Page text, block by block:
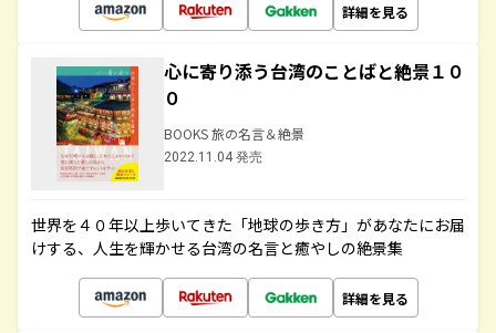
詳細を見る
心に寄り添う台湾のことばと絶景１０
０
BOOKS 旅の名言＆絶景
2022.11.04 発売
世界を４０年以上歩いてきた「地球の歩き方」があなたにお届
けする、人生を輝かせる台湾の名言と癒やしの絶景集
詳細を見る